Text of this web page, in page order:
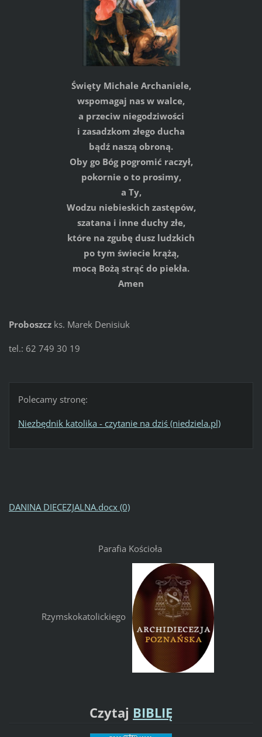
Święty Michale Archaniele,
wspomagaj nas w walce,
a przeciw niegodziwości
i zasadzkom złego ducha
bądź naszą obroną.
Oby go Bóg pogromić raczył,
pokornie o to prosimy,
a Ty,
Wodzu niebieskich zastępów,
szatana i inne duchy złe,
które na zgubę dusz ludzkich
po tym świecie krążą,
mocą Bożą strąć do piekła.
Amen
Proboszcz ks. Marek Denisiuk
tel.: 62 749 30 19
Polecamy stronę:
Niezbędnik katolika - czytanie na dziś (niedziela.pl)
DANINA DIECEZJALNA.docx (0)
Parafia Kościoła
Rzymskokatolickiego
Czytaj BIBLIĘ